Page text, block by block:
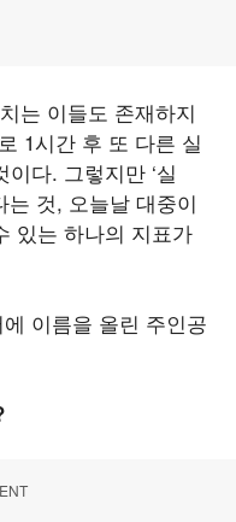
는 이들도 존재하지
1시간 후 또 다른 실
다. 그렇지만 ‘실
는 것, 오늘날 대중이
있는 하나의 지표가
이름을 올린 주인공